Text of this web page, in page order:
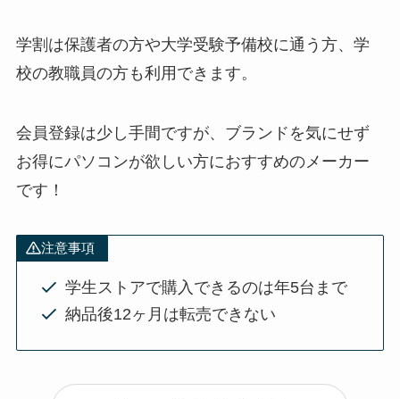
学割は保護者の方や大学受験予備校に通う方、学
校の教職員の方も利用できます。
会員登録は少し手間ですが、ブランドを気にせず
お得にパソコンが欲しい方におすすめのメーカー
です！
注意事項
学生ストアで購入できるのは年5台まで
納品後12ヶ月は転売できない